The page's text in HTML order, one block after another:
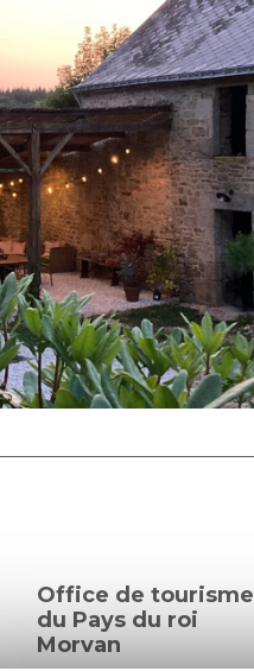
Office de tourisme
du Pays du roi
Morvan